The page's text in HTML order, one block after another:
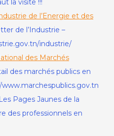
la visite !!!
de l’Energie et des
de l’Industrie –
industrie/
des Marchés
des marchés publics en
www.marchespublics.gov.tn
Les Pages Jaunes de la
des professionnels en